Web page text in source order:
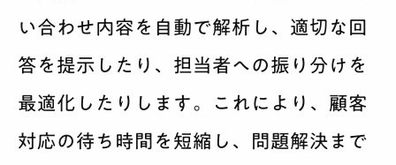
い合わせ内容を自動で解析し、適切な回
答を提示したり、担当者への振り分けを
最適化したりします。これにより、顧客
対応の待ち時間を短縮し、問題解決まで